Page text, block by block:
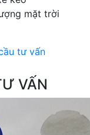
mặt trời
tư vấn
VẤN